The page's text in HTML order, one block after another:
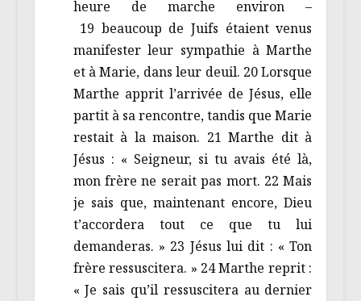
heure de marche environ –
19 beaucoup de Juifs étaient venus
manifester leur sympathie à Marthe
et à Marie, dans leur deuil. 20 Lorsque
Marthe apprit l’arrivée de Jésus, elle
partit à sa rencontre, tandis que Marie
restait à la maison. 21 Marthe dit à
Jésus : « Seigneur, si tu avais été là,
mon frère ne serait pas mort. 22 Mais
je sais que, maintenant encore, Dieu
t’accordera tout ce que tu lui
demanderas. » 23 Jésus lui dit : « Ton
frère ressuscitera. » 24 Marthe reprit :
« Je sais qu’il ressuscitera au dernier